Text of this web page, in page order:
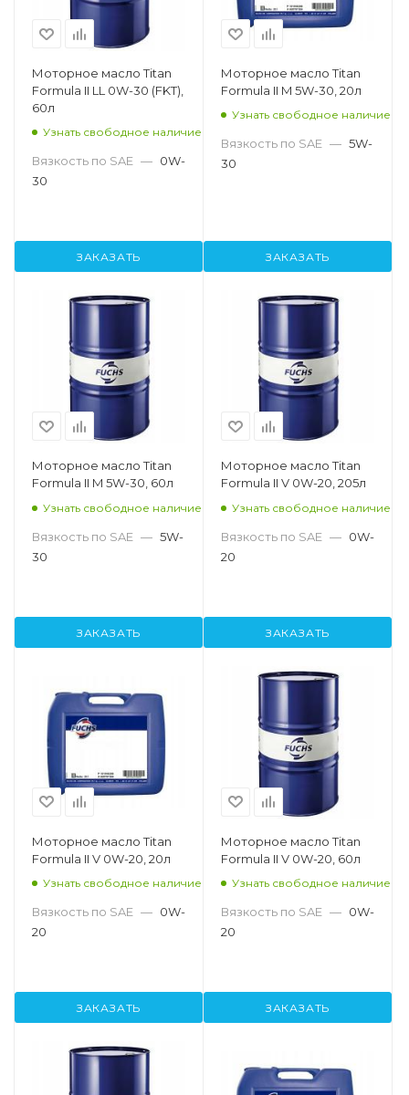
Моторное масло Titan
Formula II LL 0W-30 (FKT),
60л
Узнать свободное наличие
Вязкость по SAE — 0W-
30
ЗАКАЗАТЬ
Моторное масло Titan
Formula II M 5W-30, 20л
Узнать свободное наличие
Вязкость по SAE — 5W-
30
ЗАКАЗАТЬ
Моторное масло Titan
Formula II M 5W-30, 60л
Узнать свободное наличие
Вязкость по SAE — 5W-
30
ЗАКАЗАТЬ
Моторное масло Titan
Formula II V 0W-20, 205л
Узнать свободное наличие
Вязкость по SAE — 0W-
20
ЗАКАЗАТЬ
Моторное масло Titan
Formula II V 0W-20, 20л
Узнать свободное наличие
Вязкость по SAE — 0W-
20
ЗАКАЗАТЬ
Моторное масло Titan
Formula II V 0W-20, 60л
Узнать свободное наличие
Вязкость по SAE — 0W-
20
ЗАКАЗАТЬ